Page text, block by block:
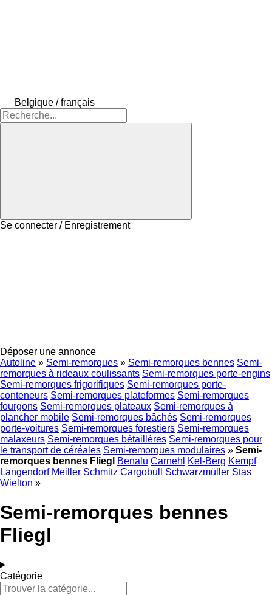
Belgique / français
Se connecter / Enregistrement
Déposer une annonce
Autoline » Semi-remorques » Semi-remorques bennes Semi-
remorques à rideaux coulissants Semi-remorques porte-engins
Semi-remorques frigorifiques Semi-remorques porte-
conteneurs Semi-remorques plateformes Semi-remorques
fourgons Semi-remorques plateaux Semi-remorques à
plancher mobile Semi-remorques bâchés Semi-remorques
porte-voitures Semi-remorques forestiers Semi-remorques
malaxeurs Semi-remorques bétaillères Semi-remorques pour
le transport de céréales Semi-remorques modulaires » Semi-
remorques bennes Fliegl
Benalu Carnehl Kel-Berg Kempf
Langendorf Meiller Schmitz Cargobull Schwarzmüller Stas
Wielton »
Semi-remorques bennes
Fliegl
Catégorie